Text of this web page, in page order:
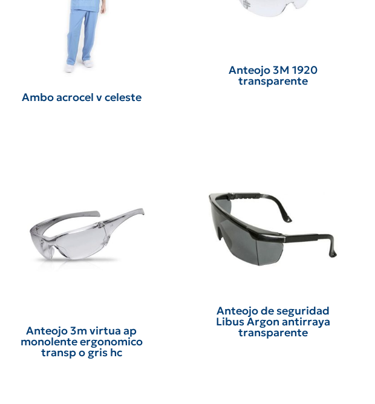
Ambo acrocel v celeste
Anteojo 3M 1920
transparente
Anteojo 3m virtua ap
monolente ergonomico
transp o gris hc
Anteojo de seguridad
Libus Argon antirraya
transparente